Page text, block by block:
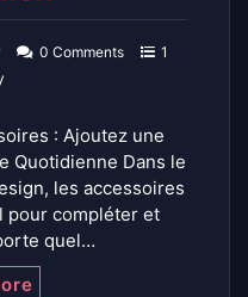
0 Comments
1
: Ajoutez une
Quotidienne Dans le
les accessoires
pour compléter et
quel…